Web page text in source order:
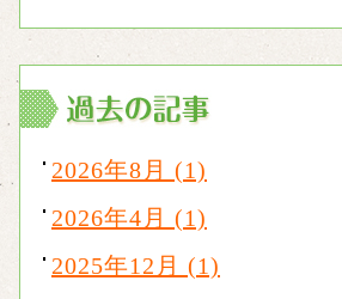
2026年8月 (1)
2026年4月 (1)
2025年12月 (1)